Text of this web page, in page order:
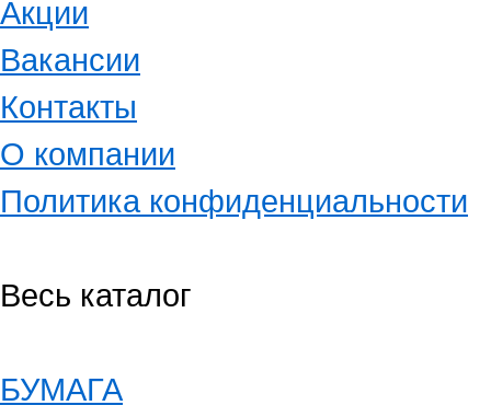
Акции
Вакансии
Контакты
О компании
Политика конфиденциальности
Весь каталог
БУМАГА